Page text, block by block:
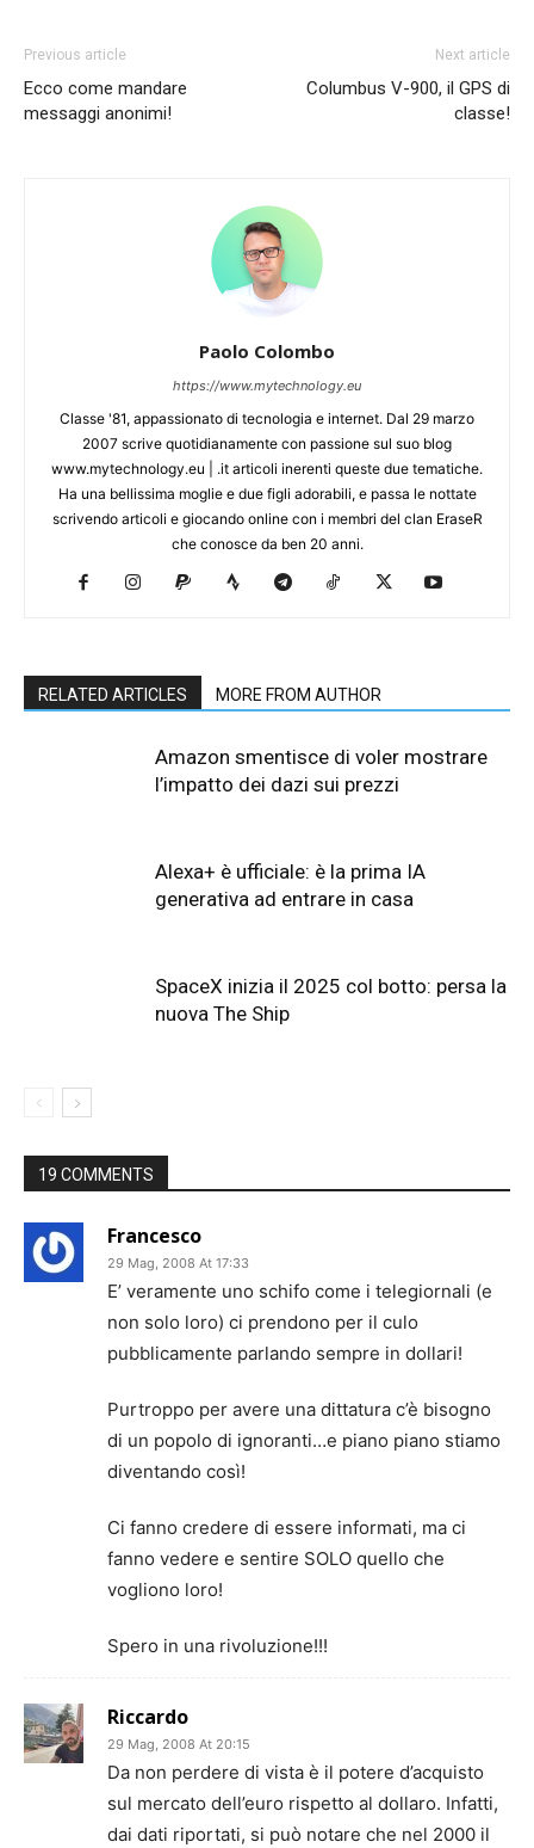
Previous article
Ecco come mandare
messaggi anonimi!
Next article
Columbus V-900, il GPS di
classe!
Paolo Colombo
https://www.mytechnology.eu
Classe '81, appassionato di tecnologia e internet. Dal 29 marzo
2007 scrive quotidianamente con passione sul suo blog
www.mytechnology.eu | .it articoli inerenti queste due tematiche.
Ha una bellissima moglie e due figli adorabili, e passa le nottate
scrivendo articoli e giocando online con i membri del clan EraseR
che conosce da ben 20 anni.
RELATED ARTICLES MORE FROM AUTHOR
Amazon smentisce di voler mostrare
l’impatto dei dazi sui prezzi
Alexa+ è ufficiale: è la prima IA
generativa ad entrare in casa
SpaceX inizia il 2025 col botto: persa la
nuova The Ship
19 COMMENTS
Francesco
29 Mag, 2008 At 17:33
E’ veramente uno schifo come i telegiornali (e
non solo loro) ci prendono per il culo
pubblicamente parlando sempre in dollari!
Purtroppo per avere una dittatura c’è bisogno
di un popolo di ignoranti…e piano piano stiamo
diventando così!
Ci fanno credere di essere informati, ma ci
fanno vedere e sentire SOLO quello che
vogliono loro!
Spero in una rivoluzione!!!
Riccardo
29 Mag, 2008 At 20:15
Da non perdere di vista è il potere d’acquisto
sul mercato dell’euro rispetto al dollaro. Infatti,
dai dati riportati, si può notare che nel 2000 il